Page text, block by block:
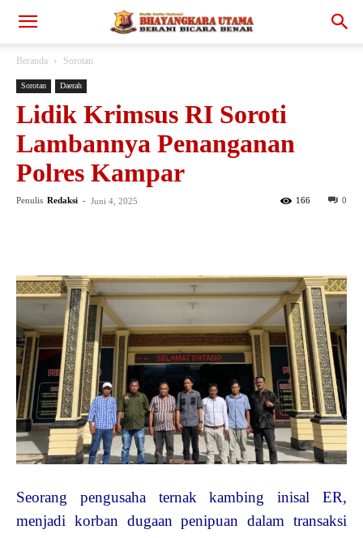
Beranda Sorotan
Sorotan Daerah
Lidik Krimsus RI Soroti
Lambannya Penanganan
Polres Kampar
Penulis Redaksi - Juni 4, 2025 0
166
Seorang pengusaha ternak kambing inisal ER,
menjadi korban dugaan penipuan dalam transaksi